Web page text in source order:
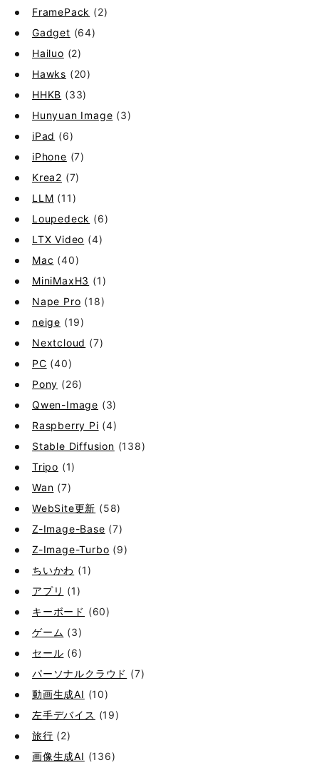
FramePack (2)
Gadget (64)
Hailuo (2)
Hawks (20)
HHKB (33)
Hunyuan Image (3)
iPad (6)
iPhone (7)
Krea2 (7)
LLM (11)
Loupedeck (6)
LTX Video (4)
Mac (40)
MiniMaxH3 (1)
Nape Pro (18)
neige (19)
Nextcloud (7)
PC (40)
Pony (26)
Qwen-Image (3)
Raspberry Pi (4)
Stable Diffusion (138)
Tripo (1)
Wan (7)
WebSite更新 (58)
Z-Image-Base (7)
Z-Image-Turbo (9)
ちいかわ (1)
アプリ (1)
キーボード (60)
ゲーム (3)
セール (6)
パーソナルクラウド (7)
動画生成AI (10)
左手デバイス (19)
旅行 (2)
画像生成AI (136)